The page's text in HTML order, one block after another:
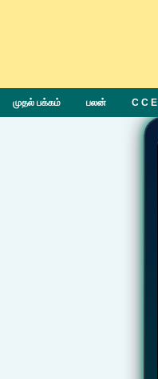
முதல் பக்கம் பலன் C C